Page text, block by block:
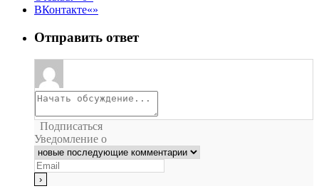
ВКонтакте
Отправить ответ
Подписаться
Уведомление о